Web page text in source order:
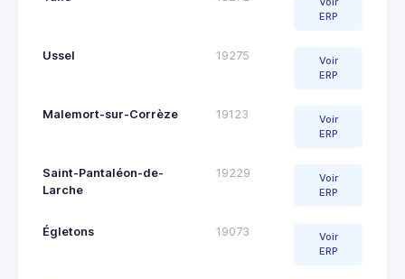
ERP
Ussel 19275
Voir
ERP
Malemort-sur-Corrèze 19123
Voir
ERP
Saint-Pantaléon-de-
Larche
19229
Voir
ERP
Égletons 19073
Voir
ERP